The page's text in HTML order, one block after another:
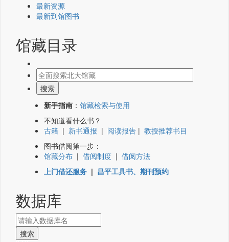
最新资源
最新到馆图书
馆藏目录
新手指南 ： 馆藏检索与使用
不知道看什么书？
古籍 | 新书通报 | 阅读报告 | 教授推荐书目
图书借阅第一步：
馆藏分布 | 借阅制度 | 借阅方法
上门借还服务 | 昌平工具书、期刊预约
数据库